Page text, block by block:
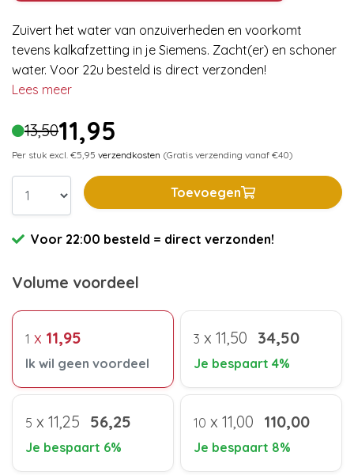
Zuivert het water van onzuiverheden en voorkomt
tevens kalkafzetting in je Siemens. Zacht(er) en schoner
water. Voor 22u besteld is direct verzonden!
Lees meer
13,5011,95
Per stuk excl. €5,95 verzendkosten (Gratis verzending vanaf €40)
Toevoegen
Voor 22:00 besteld = direct verzonden!
Volume voordeel
1 x 11,95
Ik wil geen voordeel
3 x 11,50 34,50
Je bespaart 4%
5 x 11,25 56,25
Je bespaart 6%
10 x 11,00 110,00
Je bespaart 8%